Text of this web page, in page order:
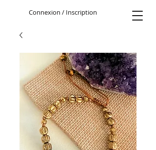
Connexion / Inscription